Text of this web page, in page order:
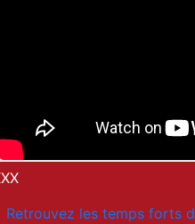
Retrouvez les temps forts